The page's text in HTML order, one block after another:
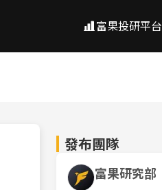
富果投研平台
發布團隊
富果研究部